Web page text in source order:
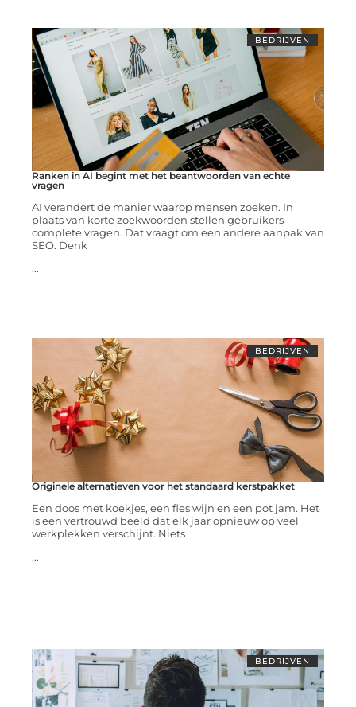
BEDRIJVEN
Ranken in AI begint met het beantwoorden van echte
vragen
AI verandert de manier waarop mensen zoeken. In
plaats van korte zoekwoorden stellen gebruikers
complete vragen. Dat vraagt om een andere aanpak van
SEO. Denk
...
BEDRIJVEN
Originele alternatieven voor het standaard kerstpakket
Een doos met koekjes, een fles wijn en een pot jam. Het
is een vertrouwd beeld dat elk jaar opnieuw op veel
werkplekken verschijnt. Niets
...
BEDRIJVEN